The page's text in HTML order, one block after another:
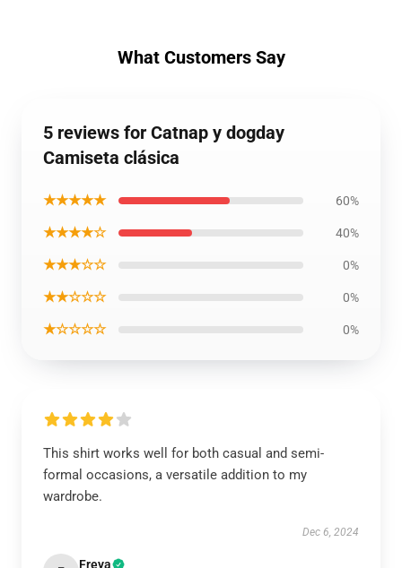
What Customers Say
5 reviews for Catnap y dogday
Camiseta clásica
★★★★★ 60%
★★★★☆ 40%
★★★☆☆ 0%
★★☆☆☆ 0%
★☆☆☆☆ 0%
This shirt works well for both casual and semi-
formal occasions, a versatile addition to my
wardrobe.
Dec 6, 2024
Freya